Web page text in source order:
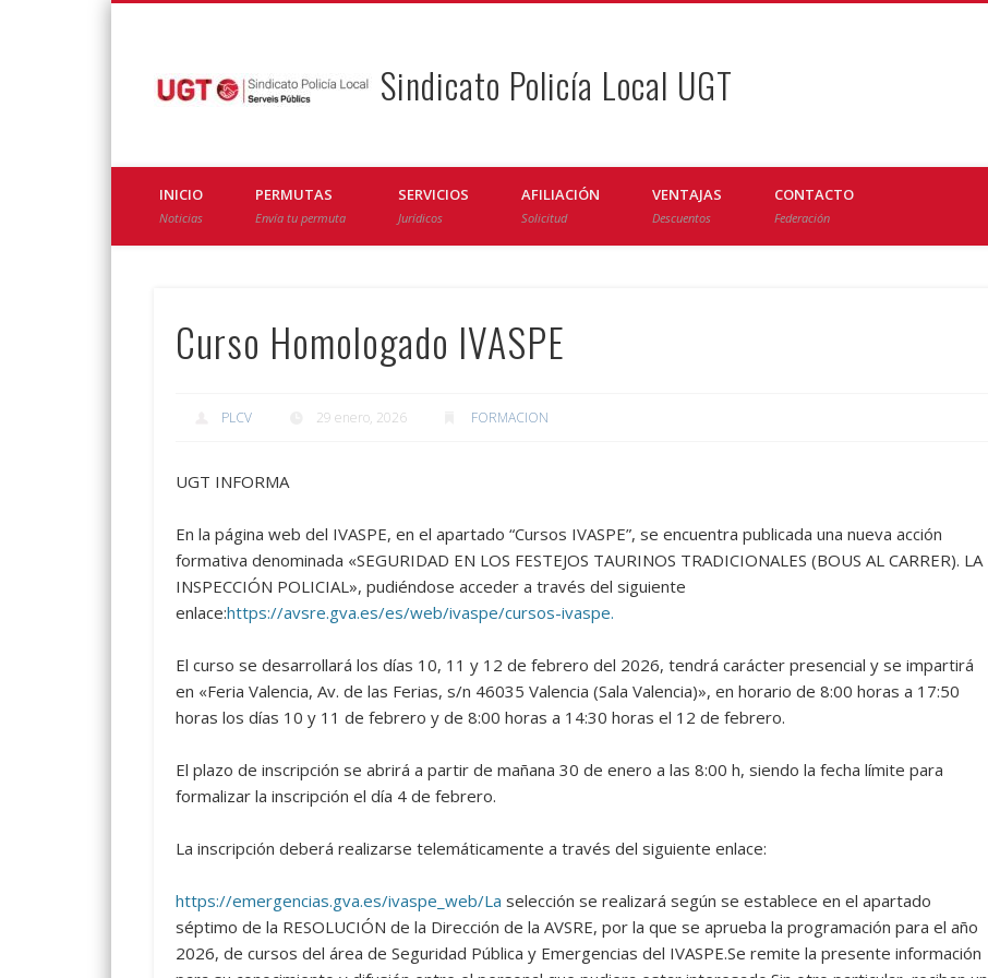
Sindicato Policía Local UGT
FacebookTwitter
INICIO
Noticias
PERMUTAS
Envía tu permuta
SERVICIOS
Jurídicos
AFILIACIÓN
Solicitud
VENTAJAS
Descuentos
CONTACTO
Federación
Curso Homologado IVASPE
PLCV 29 enero, 2026 FORMACION
UGT INFORMA
En la página web del IVASPE, en el apartado “Cursos IVASPE”, se encuentra publicada una nueva acción
formativa denominada «SEGURIDAD EN LOS FESTEJOS TAURINOS TRADICIONALES (BOUS AL CARRER). LA
INSPECCIÓN POLICIAL», pudiéndose acceder a través del siguiente
enlace:https://avsre.gva.es/es/web/ivaspe/cursos-ivaspe.
El curso se desarrollará los días 10, 11 y 12 de febrero del 2026, tendrá carácter presencial y se impartirá
en «Feria Valencia, Av. de las Ferias, s/n 46035 Valencia (Sala Valencia)», en horario de 8:00 horas a 17:50
horas los días 10 y 11 de febrero y de 8:00 horas a 14:30 horas el 12 de febrero.
El plazo de inscripción se abrirá a partir de mañana 30 de enero a las 8:00 h, siendo la fecha límite para
formalizar la inscripción el día 4 de febrero.
La inscripción deberá realizarse telemáticamente a través del siguiente enlace:
https://emergencias.gva.es/ivaspe_web/La selección se realizará según se establece en el apartado
séptimo de la RESOLUCIÓN de la Dirección de la AVSRE, por la que se aprueba la programación para el año
2026, de cursos del área de Seguridad Pública y Emergencias del IVASPE.Se remite la presente información